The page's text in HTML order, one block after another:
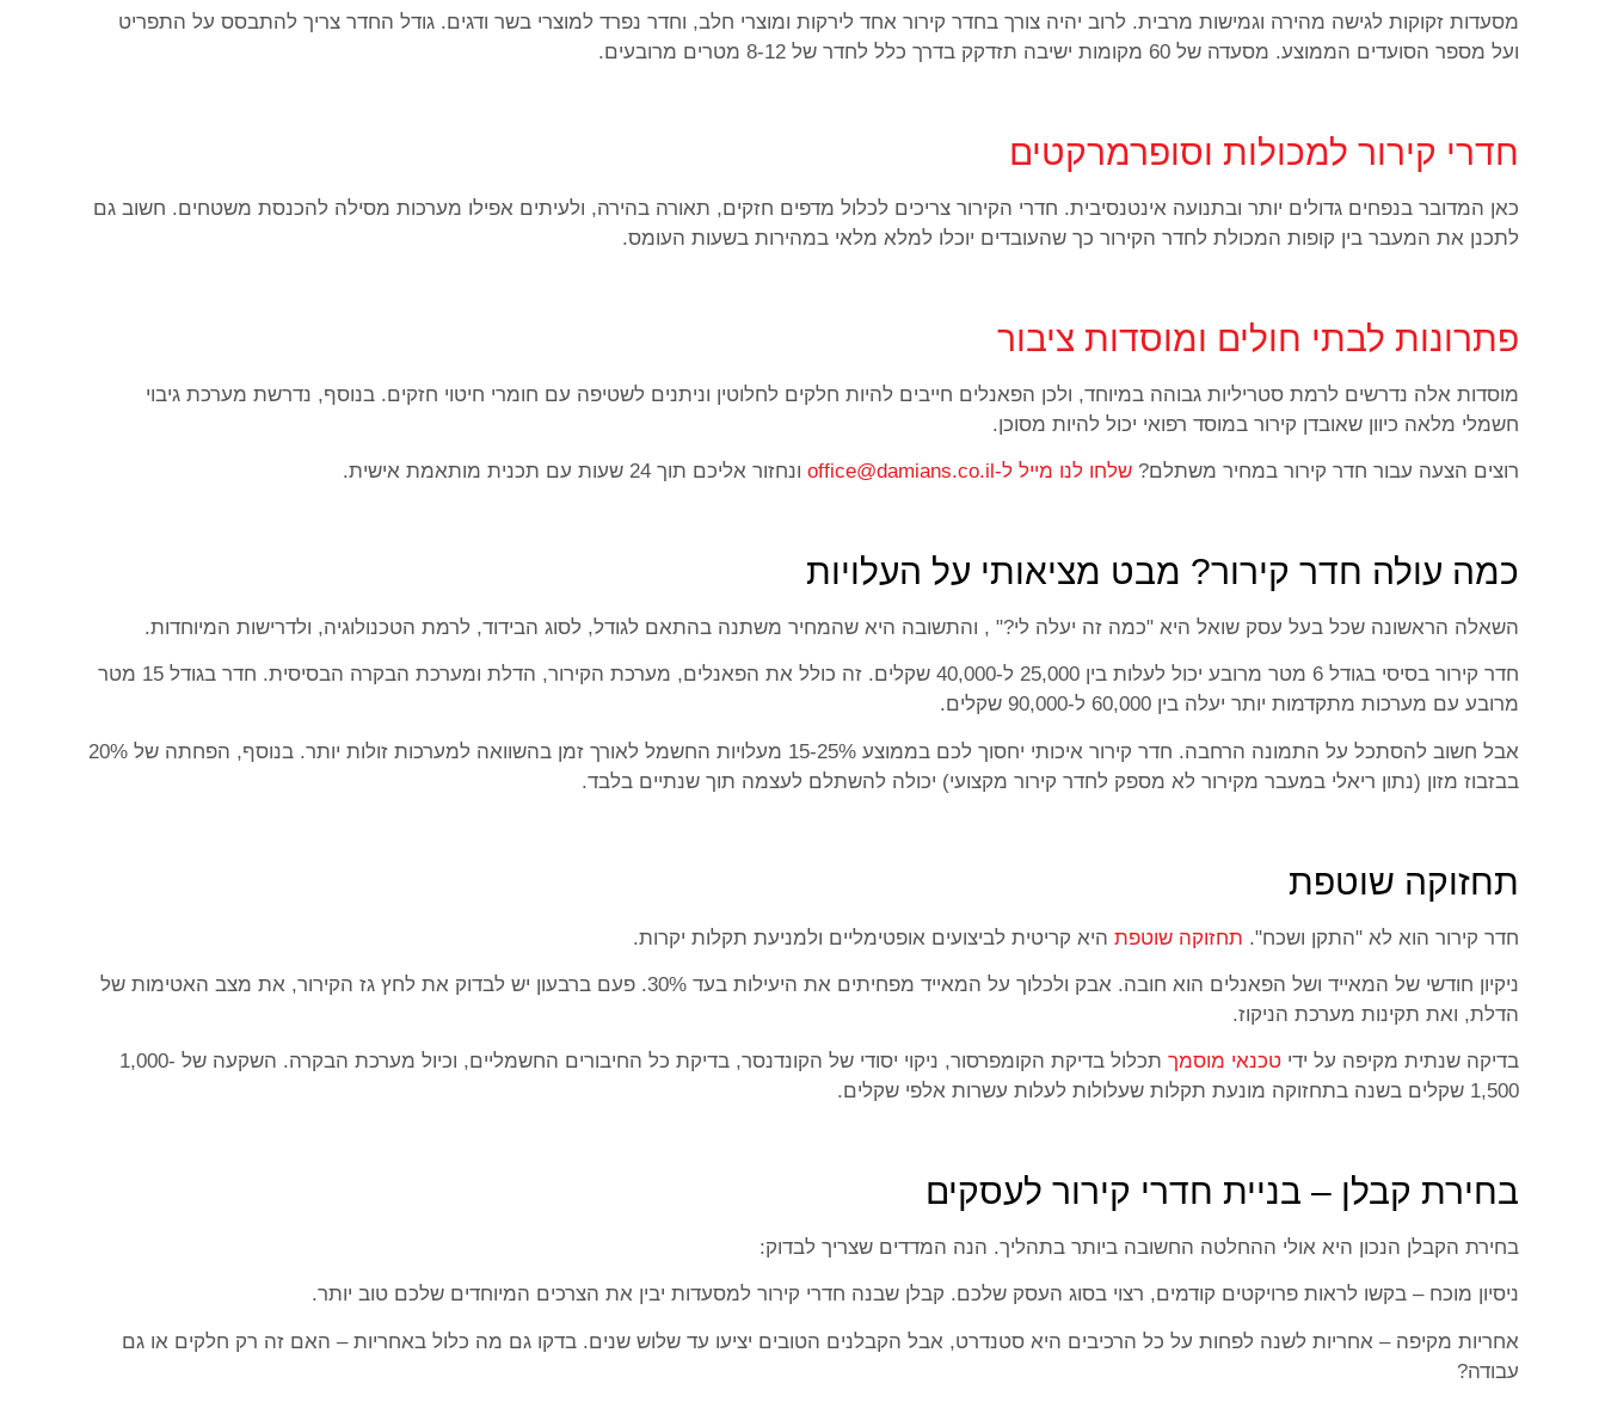
מסעדות זקוקות לגישה מהירה וגמישות מרבית. לרוב יהיה צורך בחדר קירור אחד לירקות ומוצרי חלב, וחדר נפרד למוצרי בשר ודגים. גודל החדר צריך להתבסס על התפריט
ועל מספר הסועדים הממוצע. מסעדה של 60 מקומות ישיבה תזדקק בדרך כלל לחדר של 8-12 מטרים מרובעים.
חדרי קירור למכולות וסופרמרקטים
כאן המדובר בנפחים גדולים יותר ובתנועה אינטנסיבית. חדרי הקירור צריכים לכלול מדפים חזקים, תאורה בהירה, ולעיתים אפילו מערכות מסילה להכנסת משטחים. חשוב גם
לתכנן את המעבר בין קופות המכולת לחדר הקירור כך שהעובדים יוכלו למלא מלאי במהירות בשעות העומס.
פתרונות לבתי חולים ומוסדות ציבור
מוסדות אלה נדרשים לרמת סטריליות גבוהה במיוחד, ולכן הפאנלים חייבים להיות חלקים לחלוטין וניתנים לשטיפה עם חומרי חיטוי חזקים. בנוסף, נדרשת מערכת גיבוי
חשמלי מלאה כיוון שאובדן קירור במוסד רפואי יכול להיות מסוכן.
רוצים הצעה עבור חדר קירור במחיר משתלם? שלחו לנו מייל ל-office@damians.co.il ונחזור אליכם תוך 24 שעות עם תכנית מותאמת אישית.
כמה עולה חדר קירור? מבט מציאותי על העלויות
השאלה הראשונה שכל בעל עסק שואל היא "כמה זה יעלה לי?" , והתשובה היא שהמחיר משתנה בהתאם לגודל, לסוג הבידוד, לרמת הטכנולוגיה, ולדרישות המיוחדות.
חדר קירור בסיסי בגודל 6 מטר מרובע יכול לעלות בין 25,000 ל-40,000 שקלים. זה כולל את הפאנלים, מערכת הקירור, הדלת ומערכת הבקרה הבסיסית. חדר בגודל 15 מטר
מרובע עם מערכות מתקדמות יותר יעלה בין 60,000 ל-90,000 שקלים.
אבל חשוב להסתכל על התמונה הרחבה. חדר קירור איכותי יחסוך לכם בממוצע 15-25% מעלויות החשמל לאורך זמן בהשוואה למערכות זולות יותר. בנוסף, הפחתה של 20%
בבזבוז מזון (נתון ריאלי במעבר מקירור לא מספק לחדר קירור מקצועי) יכולה להשתלם לעצמה תוך שנתיים בלבד.
תחזוקה שוטפת
חדר קירור הוא לא "התקן ושכח". תחזוקה שוטפת היא קריטית לביצועים אופטימליים ולמניעת תקלות יקרות.
ניקיון חודשי של המאייד ושל הפאנלים הוא חובה. אבק ולכלוך על המאייד מפחיתים את היעילות בעד 30%. פעם ברבעון יש לבדוק את לחץ גז הקירור, את מצב האטימות של
הדלת, ואת תקינות מערכת הניקוז.
בדיקה שנתית מקיפה על ידי טכנאי מוסמך
תכלול בדיקת הקומפרסור, ניקוי יסודי של הקונדנסר, בדיקת כל החיבורים החשמליים, וכיול מערכת הבקרה. השקעה של 1,000-
1,500 שקלים בשנה בתחזוקה מונעת תקלות שעלולות לעלות עשרות אלפי שקלים.
בחירת קבלן – בניית חדרי קירור לעסקים
בחירת הקבלן הנכון היא אולי ההחלטה החשובה ביותר בתהליך. הנה המדדים שצריך לבדוק:
ניסיון מוכח – בקשו לראות פרויקטים קודמים, רצוי בסוג העסק שלכם. קבלן שבנה חדרי קירור למסעדות יבין את הצרכים המיוחדים שלכם טוב יותר.
אחריות מקיפה – אחריות לשנה לפחות על כל הרכיבים היא סטנדרט, אבל הקבלנים הטובים יציעו עד שלוש שנים. בדקו גם מה כלול באחריות – האם זה רק חלקים או גם
עבודה?